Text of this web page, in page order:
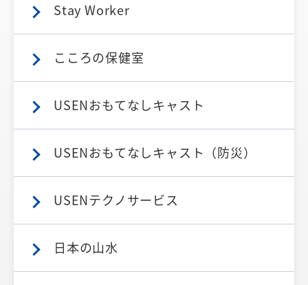
Stay Worker
こころの保健室
USENおもてなしキャスト
USENおもてなしキャスト（防災）
USENテクノサービス
日本の山水